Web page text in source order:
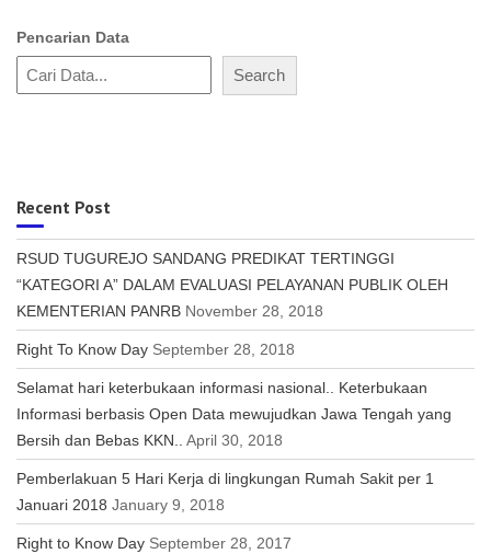
Pencarian Data
Search
Recent Post
RSUD TUGUREJO SANDANG PREDIKAT TERTINGGI
“KATEGORI A” DALAM EVALUASI PELAYANAN PUBLIK OLEH
KEMENTERIAN PANRB November 28, 2018
Right To Know Day September 28, 2018
Selamat hari keterbukaan informasi nasional.. Keterbukaan
Informasi berbasis Open Data mewujudkan Jawa Tengah yang
Bersih dan Bebas KKN.. April 30, 2018
Pemberlakuan 5 Hari Kerja di lingkungan Rumah Sakit per 1
Januari 2018 January 9, 2018
Right to Know Day September 28, 2017